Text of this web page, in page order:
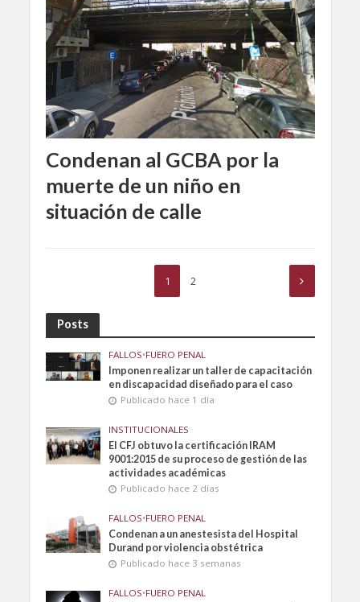
Condenan al GCBA por la
muerte de un niño en
situación de calle
1 2
Posts
FALLOS•FUERO PENAL
Imponen realizar un taller de capacitación
en discapacidad diseñado para el caso
Publicado hace 1 día
INSTITUCIONALES
El CFJ obtuvo la certificación IRAM
9001:2015 de su proceso de gestión de las
actividades académicas
Publicado hace 2 días
FALLOS•FUERO PENAL
Condenan a un anestesista del Hospital
Durand por violencia obstétrica
Publicado hace 3 semanas
FALLOS•FUERO PENAL